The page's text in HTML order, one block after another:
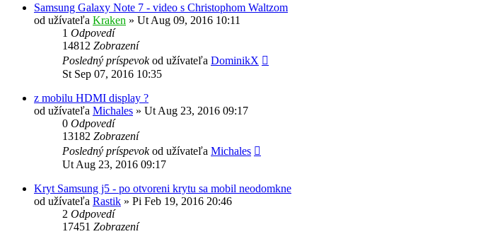
Samsung Galaxy Note 7 - video s Christophom Waltzom
od užívateľa Kraken » Ut Aug 09, 2016 10:11
1 Odpovedí
14812 Zobrazení
Posledný príspevokod užívateľa DominikX
St Sep 07, 2016 10:35
z mobilu HDMI display ?
od užívateľa Michales » Ut Aug 23, 2016 09:17
0 Odpovedí
13182 Zobrazení
Posledný príspevokod užívateľa Michales
Ut Aug 23, 2016 09:17
Kryt Samsung j5 - po otvoreni krytu sa mobil neodomkne
od užívateľa Rastik » Pi Feb 19, 2016 20:46
2 Odpovedí
17451 Zobrazení